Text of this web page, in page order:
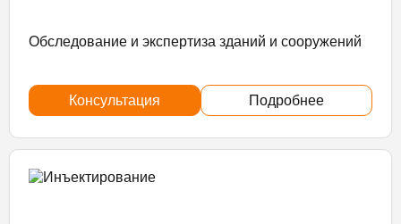
Обследование и экспертиза зданий и сооружений
Консультация Подробнее